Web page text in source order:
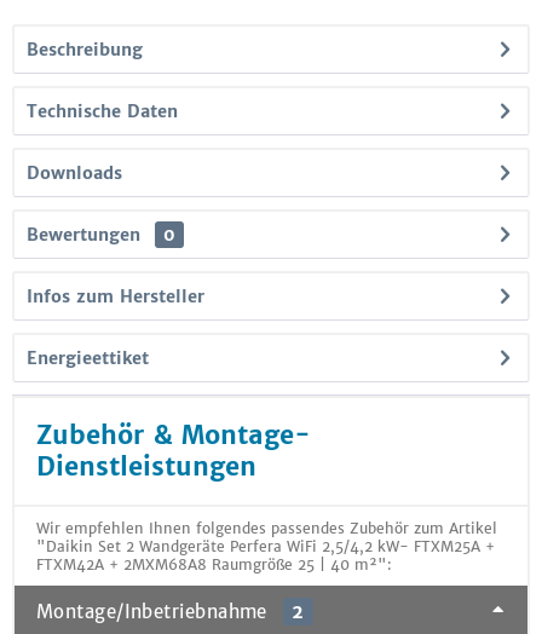
Beschreibung
Technische Daten
Downloads
Bewertungen 0
Infos zum Hersteller
Energieettiket
Zubehör & Montage-
Dienstleistungen
Wir empfehlen Ihnen folgendes passendes Zubehör zum Artikel
"Daikin Set 2 Wandgeräte Perfera WiFi 2,5/4,2 kW- FTXM25A +
FTXM42A + 2MXM68A8 Raumgröße 25 | 40 m²":
Montage/Inbetriebnahme 2